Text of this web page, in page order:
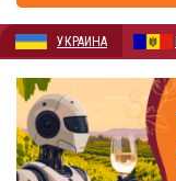
УКРАИНА